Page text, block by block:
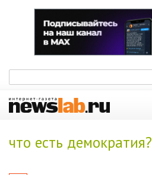
что есть демократия?